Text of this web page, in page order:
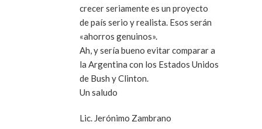
crecer seriamente es un proyecto
de país serio y realista. Esos serán
«ahorros genuinos».
Ah, y sería bueno evitar comparar a
la Argentina con los Estados Unidos
de Bush y Clinton.
Un saludo
Lic. Jerónimo Zambrano